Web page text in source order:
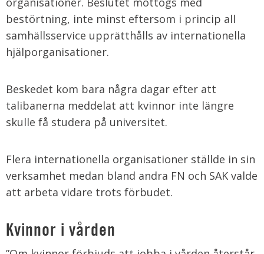
bestörtning, inte minst eftersom i princip all
samhällsservice upprätthålls av internationella
hjälporganisationer.
Beskedet kom bara några dagar efter att
talibanerna meddelat att kvinnor inte längre
skulle få studera på universitet.
Flera internationella organisationer ställde in sin
verksamhet medan bland andra FN och SAK valde
att arbeta vidare trots förbudet.
Kvinnor i vården